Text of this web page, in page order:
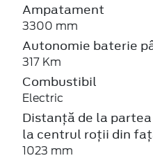
Ampatament
3300 mm
Autonomie baterie
317 Km
Combustibil
Electric
Distanță de la
la centrul roții din
1023 mm